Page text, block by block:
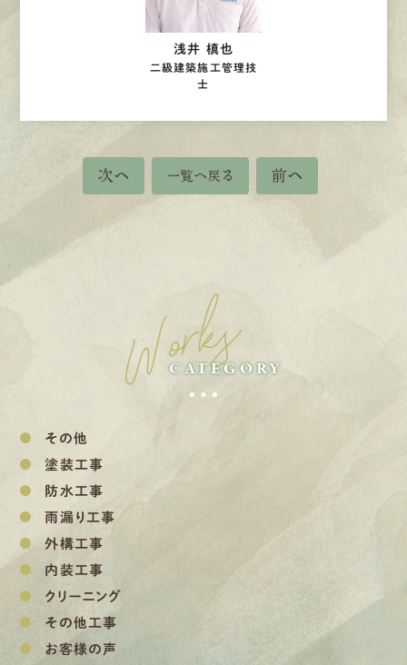
浅井 槙也
二級建築施工管理技
士
次へ 一覧へ戻る 前へ
Works
CATEGORY
その他
塗装工事
防水工事
雨漏り工事
外構工事
内装工事
クリーニング
その他工事
お客様の声